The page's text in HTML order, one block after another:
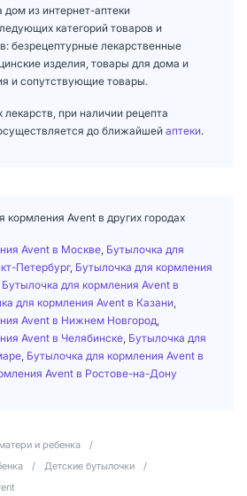
из интернет-аптеки
категорий товаров и
безрецептурные лекарственные
изделия, товары для дома и
и сопутствующие товары.
при наличии рецепта
до ближайшей аптеки.
Avent в других городах
Avent в Москве Бутылочка для
Петербург, Бутылочка для кормления
Бутылочка для кормления Avent в
для кормления Avent в Казани
Avent в Нижнем Новгород
Avent в Челябинске Бутылочка для
Бутылочка для кормления Avent в
Avent в Ростове-на-Дону
и ребенка
/
/ Детские бутылочки
/